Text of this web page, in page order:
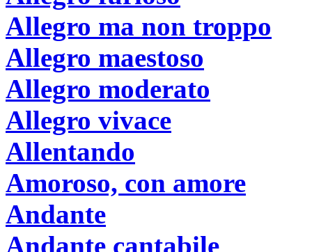
Allegro ma non troppo
Allegro maestoso
Allegro moderato
Allegro vivace
Allentando
Amoroso, con amore
Andante
Andante cantabile